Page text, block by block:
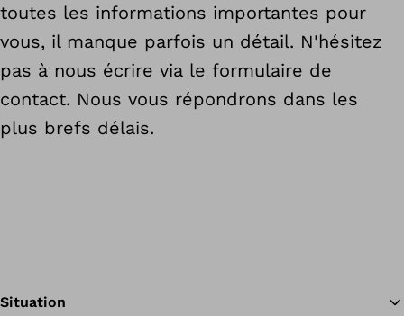
toutes les informations importantes pour
vous, il manque parfois un détail. N'hésitez
pas à nous écrire via le formulaire de
contact. Nous vous répondrons dans les
plus brefs délais.
Situation